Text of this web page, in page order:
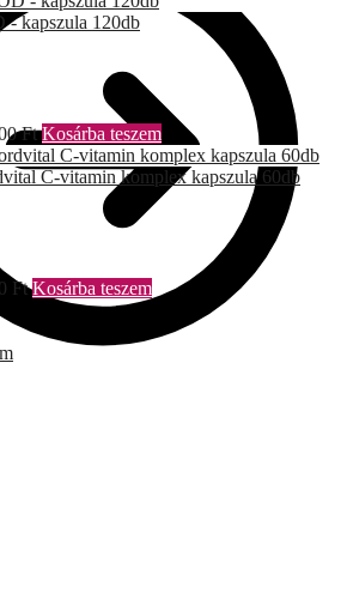
- kapszula 120db
Ft Kosárba teszem
C-vitamin komplex kapszula 60db
Ft Kosárba teszem